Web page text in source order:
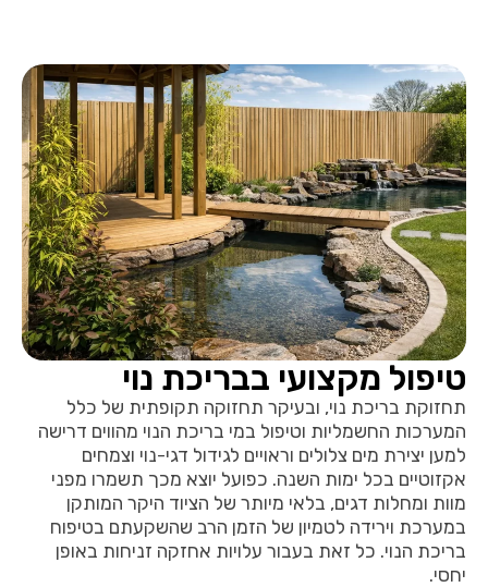
טיפול מקצועי בבריכת נוי
תחזוקת בריכת נוי, ובעיקר תחזוקה תקופתית של כלל
המערכות החשמליות וטיפול במי בריכת הנוי מהווים דרישה
למען יצירת מים צלולים וראויים לגידול דגי-נוי וצמחים
אקזוטיים בכל ימות השנה. כפועל יוצא מכך תשמרו מפני
מוות ומחלות דגים, בלאי מיותר של הציוד היקר המותקן
במערכת וירידה לטמיון של הזמן הרב שהשקעתם בטיפוח
בריכת הנוי. כל זאת בעבור עלויות אחזקה זניחות באופן
יחסי.